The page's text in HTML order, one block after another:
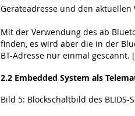
Geräteadresse und den
Mit der Verwendung des ab
finden, es wird aber die in der
BT-Adresse nur einmal gescannt.
2.2 Embedded System als
Bild 5: Blockschaltbild des BLIDS-